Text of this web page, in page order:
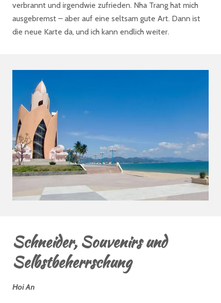
verbrannt und irgendwie zufrieden. Nha Trang hat mich
ausgebremst – aber auf eine seltsam gute Art. Dann ist
die neue Karte da, und ich kann endlich weiter.
Schneider, Souvenirs und
Selbstbeherrschung
Hoi An